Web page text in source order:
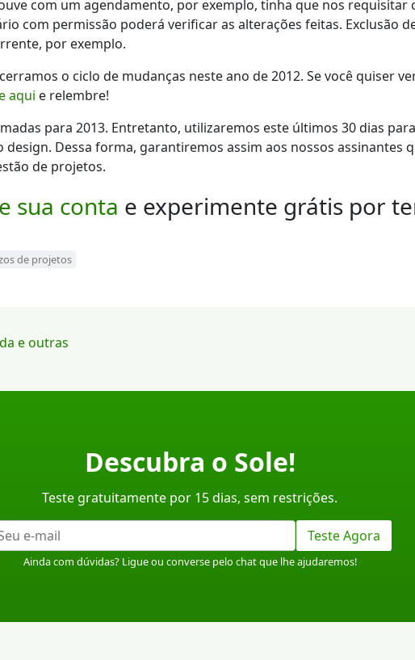
com um agendamento, por exemplo, tinha que nos requisitar
com permissão poderá verificar as alterações feitas. Exclusão
por exemplo.
o ciclo de mudanças neste ano de 2012. Se você quiser
aqui e relembre!
para 2013. Entretanto, utilizaremos este últimos 30 dias
Dessa forma, garantiremos assim aos nossos assinantes
de projetos.
sua conta e experimente grátis por
de projetos
e outras
Descubra o Sole!
Teste gratuitamente por 15 dias, sem restrições.
Teste Agora
Ainda com dúvidas? Ligue ou converse pelo chat que lhe ajudaremos!